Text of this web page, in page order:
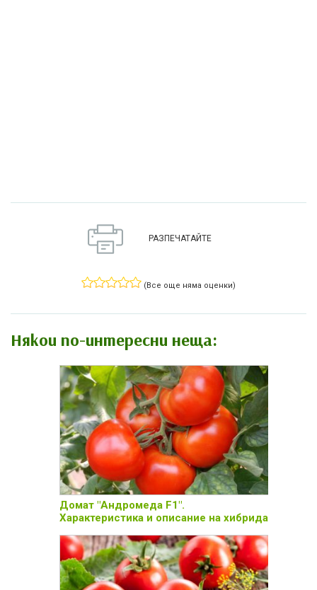
РАЗПЕЧАТАЙТЕ
(Все още няма оценки)
Някои по-интересни неща:
Домат "Андромеда F1".
Характеристика и описание на хибрида